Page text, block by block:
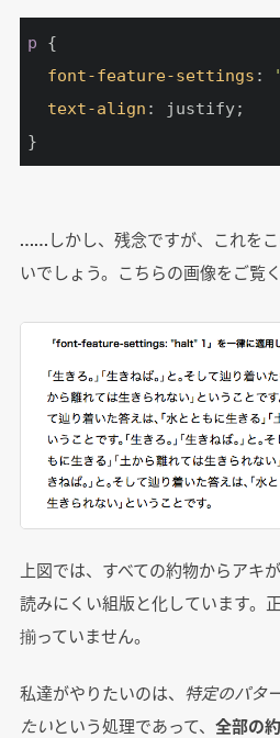
p {
font-feature-settings :
text-align : justify;
}
……しかし、残念ですが、これを
いでしょう。こちらの画像をご覧く
上図では、すべての約物からアキ
読みにくい組版と化しています。
揃っていません。
私達がやりたいのは、 特定のパタ
たいという処理であって、 全部の